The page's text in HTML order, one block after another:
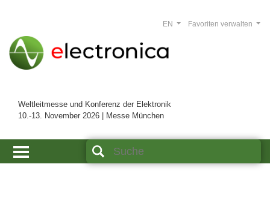
Weltleitmesse und Konferenz der Elektronik
10.-13. November 2026 | Messe München
Favoriten verwalten
EN